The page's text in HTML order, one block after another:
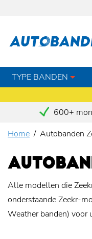
TYPE BANDEN
600+
Home
Autobanden
Alle modellen die
onderstaande Zeekr-
Weather banden) voor